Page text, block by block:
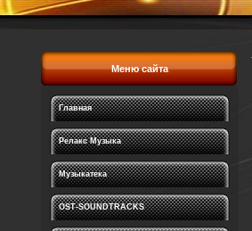
Меню сайта
Главная
Релакс Музыка
Музыкатека
OST-SOUNDTRACKS